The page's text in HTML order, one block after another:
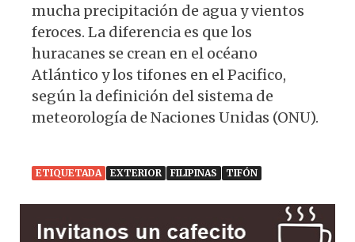
mucha precipitación de agua y vientos
feroces. La diferencia es que los
huracanes se crean en el océano
Atlántico y los tifones en el Pacifico,
según la definición del sistema de
meteorología de Naciones Unidas (ONU).
ETIQUETADA EXTERIOR FILIPINAS TIFÓN